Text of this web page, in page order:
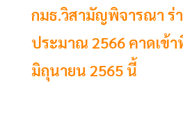
กมธ.วิสามัญพิจารณา ร่
ประมาณ 2566 คาดเข้
มิถุนายน 2565 นี้